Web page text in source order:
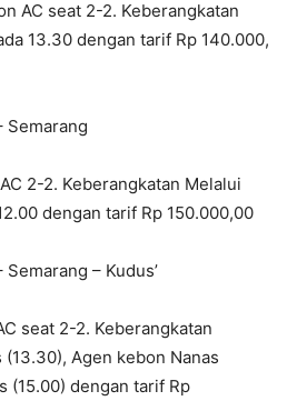
AC seat 2-2. Keberangkatan
13.30 dengan tarif Rp 140.000,
2-2. Keberangkatan Melalui
dengan tarif Rp 150.000,00
– Kudus’
seat 2-2. Keberangkatan
Agen kebon Nanas
(15.00) dengan tarif Rp